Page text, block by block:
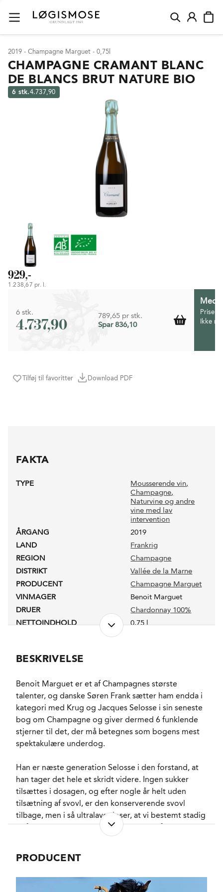
Tilføj til favoritter Download PDF
2019 - Champagne Marguet - 0,75l
CHAMPAGNE CRAMANT BLANC
DE BLANCS BRUT NATURE BIO
6 stk.4.737,90
929,-
1.238,67 pr. l.
6 stk.
4.737,90
789,65 pr stk.
Spar 836,10
Prisen
Ikke
FAKTA
TYPE Mousserende vin,
Champagne,
Naturvine og andre
vine med lav
intervention
ÅRGANG
2019
LAND
Frankrig
REGION
Champagne
DISTRIKT
Vallée de la Marne
PRODUCENT
Champagne Marguet
VINMAGER
Benoit Marguet
DRUER
Chardonnay 100%
NETTOINDHOLD
0,75 l
FORVENTET HOLDBARHED
SERVERINGS-TEMPERATUR
8 - 10°C
EMBALLAGETYPE
Flaske (75 cl)
VARENR.
225970
NØGLEORD
Citron
PASSER GODT TIL
Østers, Lyst fjerkræ
KARAKTERISTIKA
Mellemfyldig, Cremet
Markant , Syrlig
, Tør
VINIFIKATION
Brioche , Brød
FLASKELAGRING
Østers, Skiffer,
BESKRIVELSE
Benoit Marguet er et af Champagnes største
talenter, og danske Søren Frank sætter ham endda i
kategori med Krug og Jacques Selosse i sin seneste
bog om Champagne og giver dermed 6 funklende
stjerner til det, der må betegnes som bogens mest
spektakulære underdog.
Han er næste generation Selosse i den forstand, at
han tager det hele et skridt videre. Ingen sukker
tilsættes i dosagen, og efter nogle år helt uden
tilsætning af svovl, er den konserverende svovl
tilbage, men i så ultralave doser, at vi bestemt stadig
befinder os i naturvinsuniverset, og det fornemme er
at smagen nu befinder sig i sin egen kategori, hvor
lige fod med naturvinsentusiaster. Det er rent ud
PRODUCENT